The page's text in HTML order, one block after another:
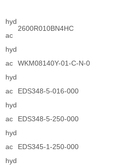
hyd
ac
2600R010BN4HC
hyd
ac
WKM08140Y-01-C-N-0
hyd
ac
EDS348-5-016-000
hyd
ac
EDS348-5-250-000
hyd
ac
EDS345-1-250-000
hyd